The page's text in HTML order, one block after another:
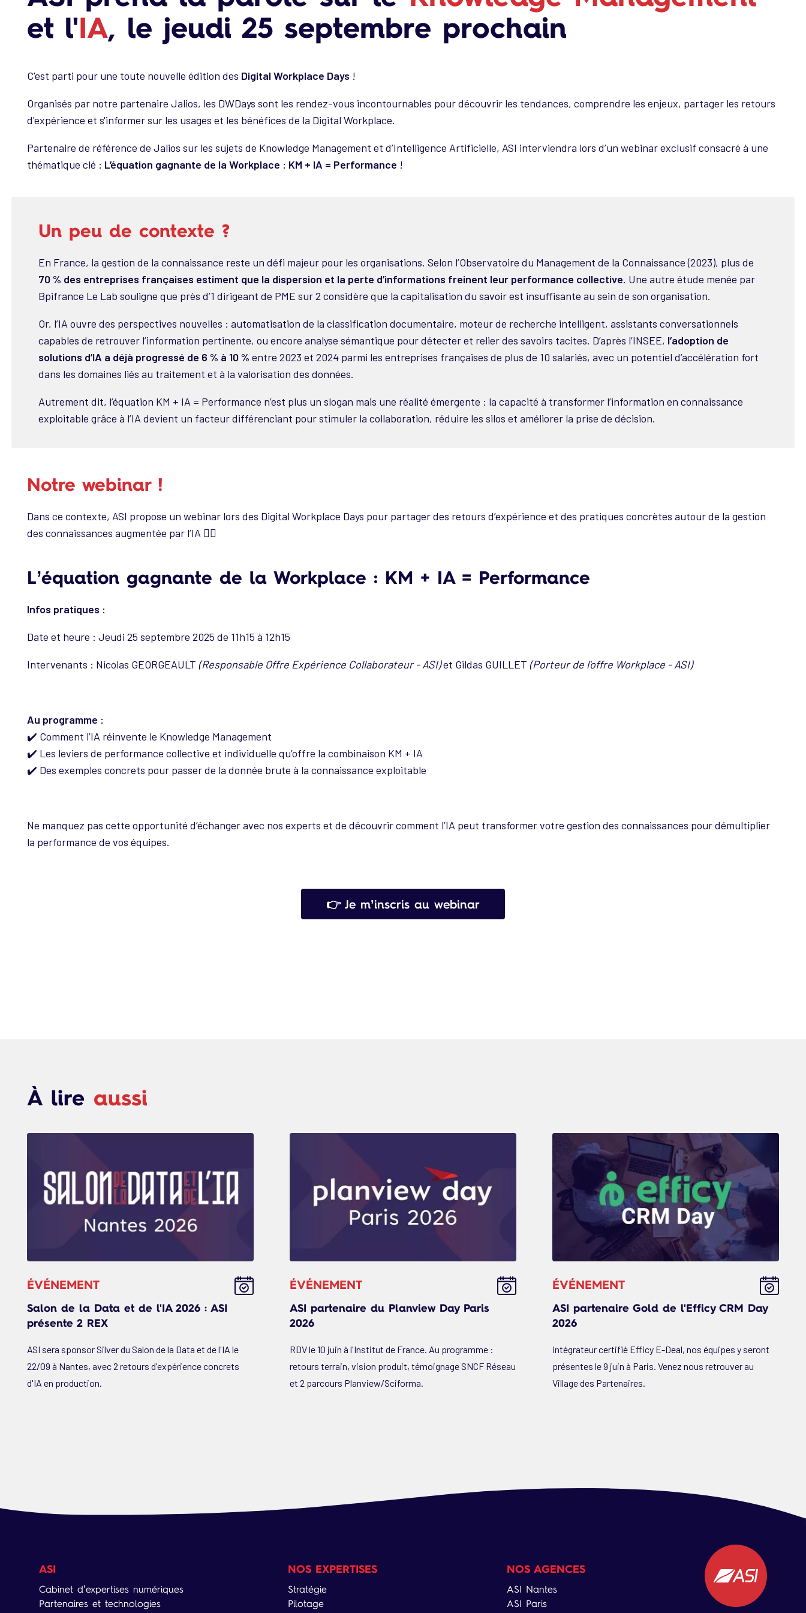
et l'IA, le jeudi 25 septembre prochain
C'est parti pour une toute nouvelle édition des Digital Workplace Days !
Organisés par notre partenaire Jalios, les DWDays sont les rendez-vous incontournables pour découvrir les tendances, comprendre les enjeux, partager les retours
d'expérience et s'informer sur les usages et les bénéfices de la Digital Workplace.
Partenaire de référence de Jalios sur les sujets de Knowledge Management et d’Intelligence Artificielle, ASI interviendra lors d’un webinar exclusif consacré à une
thématique clé : L’équation gagnante de la Workplace : KM + IA = Performance !
Un peu de contexte ?
En France, la gestion de la connaissance reste un défi majeur pour les organisations. Selon l’Observatoire du Management de la Connaissance (2023), plus de
70 % des entreprises françaises estiment que la dispersion et la perte d’informations freinent leur performance collective. Une autre étude menée par
Bpifrance Le Lab souligne que près d’1 dirigeant de PME sur 2 considère que la capitalisation du savoir est insuffisante au sein de son organisation.
Or, l’IA ouvre des perspectives nouvelles : automatisation de la classification documentaire, moteur de recherche intelligent, assistants conversationnels
capables de retrouver l’information pertinente, ou encore analyse sémantique pour détecter et relier des savoirs tacites. D’après l’INSEE, l’adoption de
solutions d’IA a déjà progressé de 6 % à 10 % entre 2023 et 2024 parmi les entreprises françaises de plus de 10 salariés, avec un potentiel d’accélération fort
dans les domaines liés au traitement et à la valorisation des données.
Autrement dit, l’équation KM + IA = Performance n’est plus un slogan mais une réalité émergente : la capacité à transformer l’information en connaissance
exploitable grâce à l’IA devient un facteur différenciant pour stimuler la collaboration, réduire les silos et améliorer la prise de décision.
Notre webinar !
Dans ce contexte, ASI propose un webinar lors des Digital Workplace Days pour partager des retours d’expérience et des pratiques concrètes autour de la gestion
des connaissances augmentée par l’IA 👇🏻
L’équation gagnante de la Workplace : KM + IA = Performance
Infos pratiques :
Date et heure : Jeudi 25 septembre 2025 de 11h15 à 12h15
Intervenants : Nicolas GEORGEAULT (Responsable Offre Expérience Collaborateur - ASI)et Gildas GUILLET (Porteur de l'offre Workplace - ASI)
Au programme :
✔️ Comment l’IA réinvente le Knowledge Management
✔️ Les leviers de performance collective et individuelle qu’offre la combinaison KM + IA
✔️ Des exemples concrets pour passer de la donnée brute à la connaissance exploitable
Ne manquez pas cette opportunité d’échanger avec nos experts et de découvrir comment l’IA peut transformer votre gestion des connaissances pour démultiplier
la performance de vos équipes.
👉 Je m’inscris au webinar
À lire aussi
ÉVÉNEMENT
Salon de la Data et de l'IA 2026 : ASI
présente 2 REX
ASI sera sponsor Silver du Salon de la Data et de l'IA le
22/09 à Nantes, avec 2 retours d'expérience concrets
d'IA en production.
ÉVÉNEMENT
ASI partenaire du Planview Day Paris
2026
RDV le 10 juin à l'Institut de France. Au programme :
retours terrain, vision produit, témoignage SNCF Réseau
et 2 parcours Planview/Sciforma.
ÉVÉNEMENT
ASI partenaire Gold de l'Efficy CRM Day
2026
Intégrateur certifié Efficy E-Deal, nos équipes y seront
présentes le 9 juin à Paris. Venez nous retrouver au
Village des Partenaires.
ASI
Cabinet d’expertises numériques
Partenaires et technologies
NOS EXPERTISES
Stratégie
Pilotage
NOS AGENCES
ASI Nantes
ASI Paris